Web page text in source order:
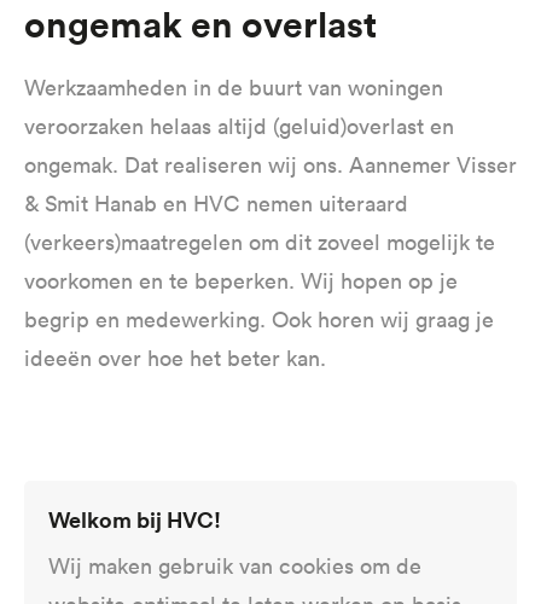
ongemak en overlast
Werkzaamheden in de buurt van woningen
veroorzaken helaas altijd (geluid)overlast en
ongemak. Dat realiseren wij ons. Aannemer Visser
& Smit Hanab en HVC nemen uiteraard
(verkeers)maatregelen om dit zoveel mogelijk te
voorkomen en te beperken. Wij hopen op je
begrip en medewerking. Ook horen wij graag je
ideeën over hoe het beter kan.
Gorinchem
Heb je vragen over de aanleg van het
Welkom bij HVC!
Wij maken gebruik van cookies om de